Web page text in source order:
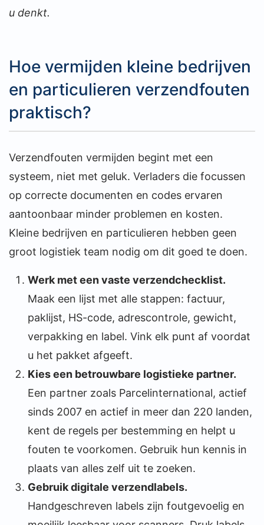
u denkt.
Hoe vermijden kleine bedrijven
en particulieren verzendfouten
praktisch?
Verzendfouten vermijden begint met een
systeem, niet met geluk. Verladers die focussen
op correcte documenten en codes ervaren
aantoonbaar minder problemen en kosten.
Kleine bedrijven en particulieren hebben geen
groot logistiek team nodig om dit goed te doen.
Werk met een vaste verzendchecklist.
Maak een lijst met alle stappen: factuur,
paklijst, HS-code, adrescontrole, gewicht,
verpakking en label. Vink elk punt af voordat
u het pakket afgeeft.
Kies een betrouwbare logistieke partner.
Een partner zoals Parcelinternational, actief
sinds 2007 en actief in meer dan 220 landen,
kent de regels per bestemming en helpt u
fouten te voorkomen. Gebruik hun kennis in
plaats van alles zelf uit te zoeken.
Gebruik digitale verzendlabels.
Handgeschreven labels zijn foutgevoelig en